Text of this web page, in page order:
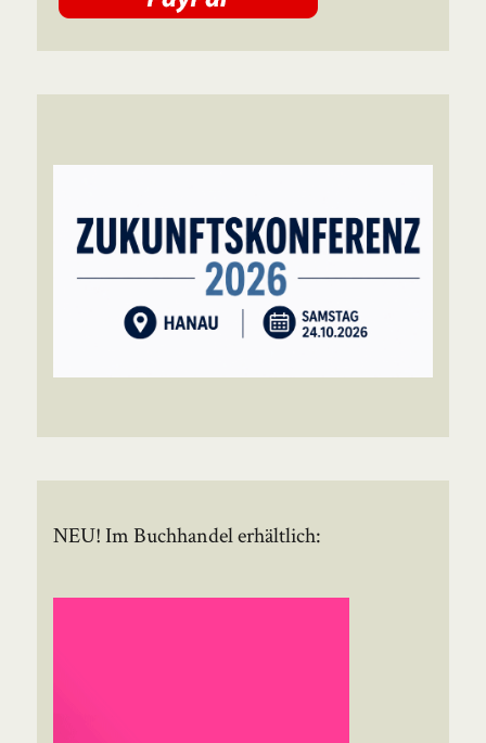
NEU! Im Buchhandel erhältlich: